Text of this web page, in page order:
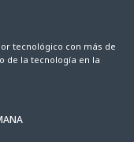
tecnológico con más de
de la tecnología en la